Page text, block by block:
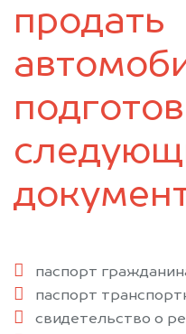
Менделеевск
Муслюмово
Нижнекамск
Нурлат
Старое Дрожжаное
продать
паспорт
паспорт
свидетельство о